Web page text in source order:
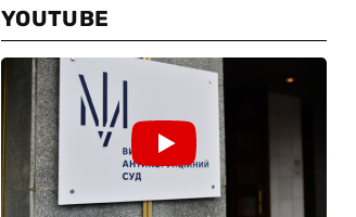
YOUTUBE